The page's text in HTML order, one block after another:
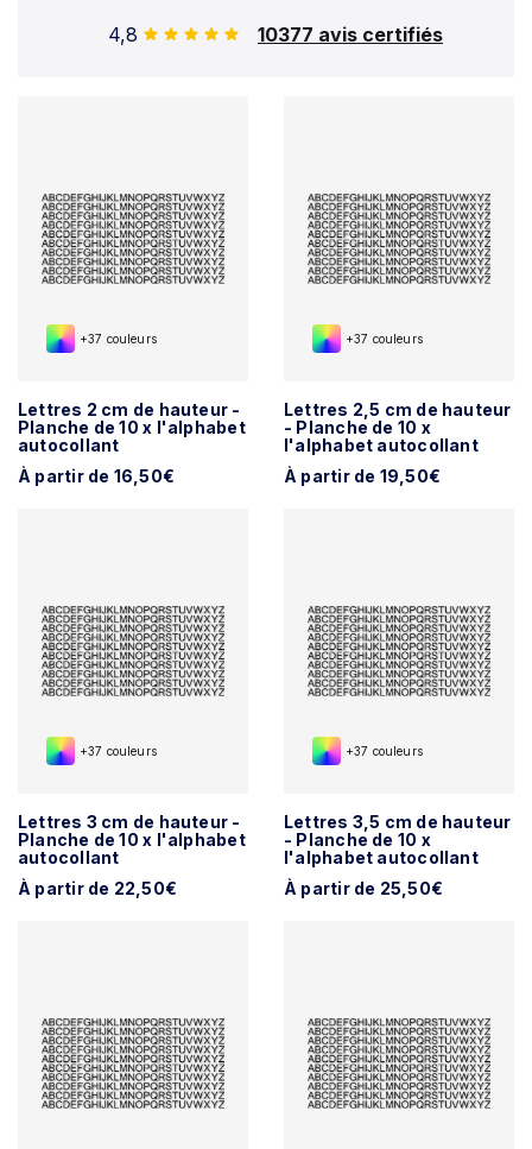
4,8
10377 avis certifiés
+37 couleurs
Lettres 2 cm de hauteur -
Planche de 10 x l'alphabet
autocollant
À partir de 16,50€
+37 couleurs
Lettres 2,5 cm de hauteur
- Planche de 10 x
l'alphabet autocollant
À partir de 19,50€
+37 couleurs
Lettres 3 cm de hauteur -
Planche de 10 x l'alphabet
autocollant
À partir de 22,50€
+37 couleurs
Lettres 3,5 cm de hauteur
- Planche de 10 x
l'alphabet autocollant
À partir de 25,50€